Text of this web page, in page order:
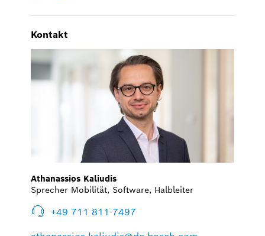
Kontakt
Athanassios Kaliudis
Sprecher Mobilität, Software, Halbleiter
+49 711 811-7497